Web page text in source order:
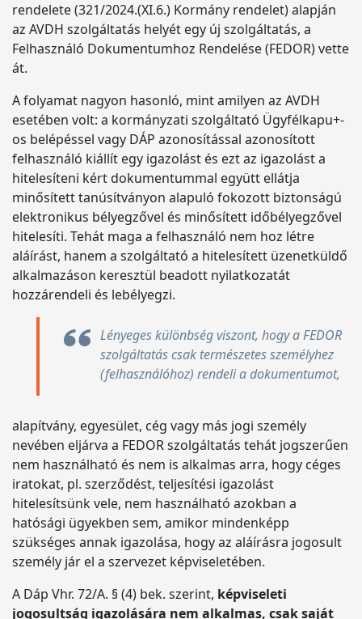
rendelete (321/2024.(XI.6.) Kormány rendelet) alapján
az AVDH szolgáltatás helyét egy új szolgáltatás, a
Felhasználó Dokumentumhoz Rendelése (FEDOR) vette
át.
A folyamat nagyon hasonló, mint amilyen az AVDH
esetében volt: a kormányzati szolgáltató Ügyfélkapu+-
os belépéssel vagy DÁP azonosítással azonosított
felhasználó kiállít egy igazolást és ezt az igazolást a
hitelesíteni kért dokumentummal együtt ellátja
minősített tanúsítványon alapuló fokozott biztonságú
elektronikus bélyegzővel és minősített időbélyegzővel
hitelesíti. Tehát maga a felhasználó nem hoz létre
aláírást, hanem a szolgáltató a hitelesített üzenetküldő
alkalmazáson keresztül beadott nyilatkozatát
hozzárendeli és lebélyegzi.
Lényeges különbség viszont, hogy a FEDOR
szolgáltatás csak természetes személyhez
(felhasználóhoz) rendeli a dokumentumot,
alapítvány, egyesület, cég vagy más jogi személy
nevében eljárva a FEDOR szolgáltatás tehát jogszerűen
nem használható és nem is alkalmas arra, hogy céges
iratokat, pl. szerződést, teljesítési igazolást
hitelesítsünk vele, nem használható azokban a
hatósági ügyekben sem, amikor mindenképp
szükséges annak igazolása, hogy az aláírásra jogosult
személy jár el a szervezet képviseletében.
A Dáp Vhr. 72/A. § (4) bek. szerint, képviseleti
jogosultság igazolására nem alkalmas, csak saját